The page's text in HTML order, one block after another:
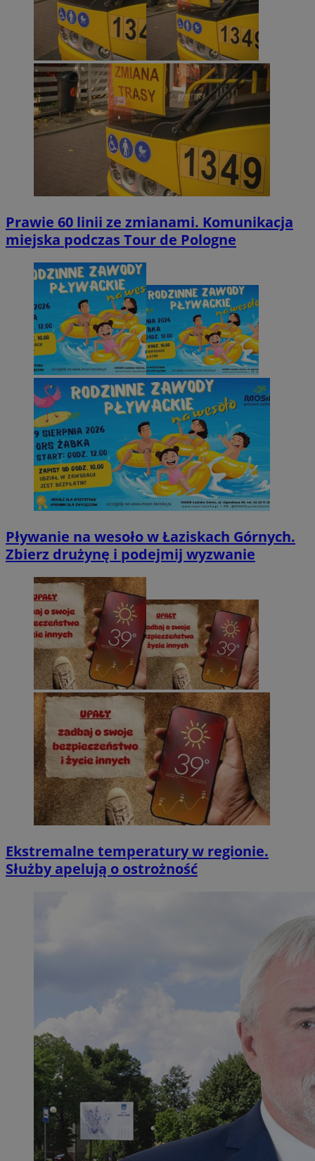
Prawie 60 linii ze zmianami. Komunikacja
miejska podczas Tour de Pologne
Pływanie na wesoło w Łaziskach Górnych.
Zbierz drużynę i podejmij wyzwanie
Ekstremalne temperatury w regionie.
Służby apelują o ostrożność